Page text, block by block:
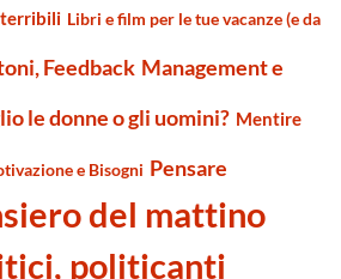
terribili Libri e film per le tue vacanze (e da
Feedback Management e
le donne o gli uomini? Mentire
e Bisogni Pensare
del mattino
politicanti